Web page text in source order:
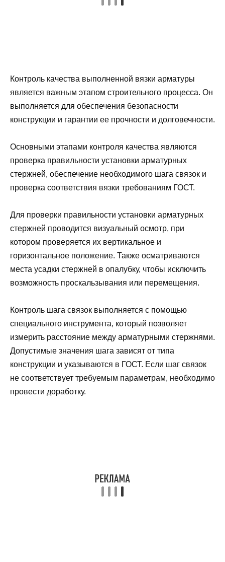
Контроль качества выполненной вязки арматуры
является важным этапом строительного процесса. Он
выполняется для обеспечения безопасности
конструкции и гарантии ее прочности и долговечности.
Основными этапами контроля качества являются
проверка правильности установки арматурных
стержней, обеспечение необходимого шага связок и
проверка соответствия вязки требованиям ГОСТ.
Для проверки правильности установки арматурных
стержней проводится визуальный осмотр, при
котором проверяется их вертикальное и
горизонтальное положение. Также осматриваются
места усадки стержней в опалубку, чтобы исключить
возможность проскальзывания или перемещения.
Контроль шага связок выполняется с помощью
специального инструмента, который позволяет
измерить расстояние между арматурными стержнями.
Допустимые значения шага зависят от типа
конструкции и указываются в ГОСТ. Если шаг связок
не соответствует требуемым параметрам, необходимо
провести доработку.